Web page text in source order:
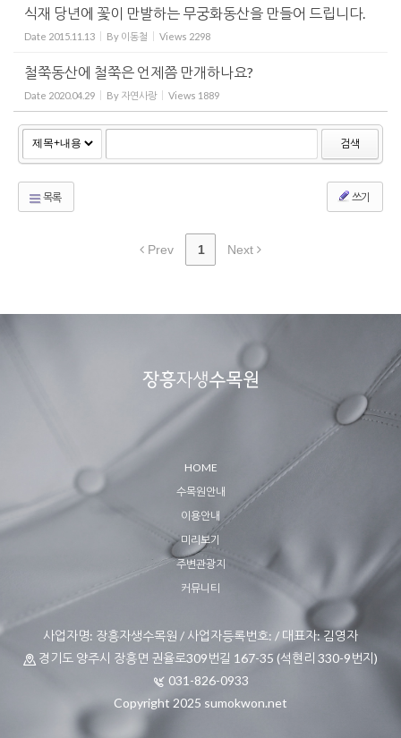
식재 당년에 꽃이 만발하는 무궁화동산을 만들어 드립니다.
Date 2015.11.13 By 이동철 Views 2298
철쭉동산에 철쭉은 언제쯤 만개하나요?
Date 2020.04.29 By 자연사랑 Views 1889
검색
목록 쓰기
Prev 1 Next
HOME
수목원안내
이용안내
미리보기
주변관광지
커뮤니티
사업자명: 장흥자생수목원 / 사업자등록번호: / 대표자: 김영자
경기도 양주시 장흥면 권율로309번길 167-35 (석현리 330-9번지)
031-826-0933
Copyright 2025 sumokwon.net